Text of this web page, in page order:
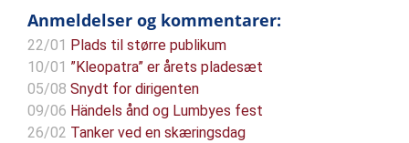
Anmeldelser og kommentarer:
22/01 Plads til større publikum
10/01 ”Kleopatra” er årets pladesæt
05/08 Snydt for dirigenten
09/06 Händels ånd og Lumbyes fest
26/02 Tanker ved en skæringsdag